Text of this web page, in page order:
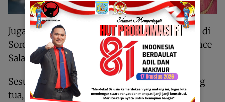
Juga sebagai wujud akan hadirnya perubahan di
Sorong Selatan dibawah kepempimpinan Yance
Salambauw – Ahmad Samsuddin nantinya.
Sesuai rencana, usai meminta restu dari orang
tua, Yance bersama keluarga akan melakukan